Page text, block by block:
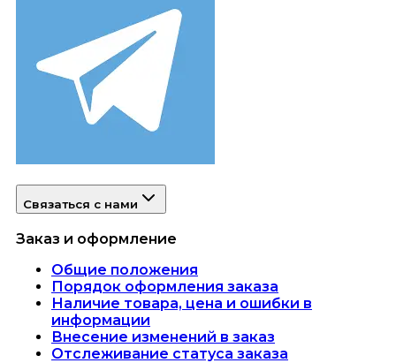
Связаться с нами
Заказ и оформление
Общие положения
Порядок оформления заказа
Наличие товара, цена и ошибки в
информации
Внесение изменений в заказ
Отслеживание статуса заказа